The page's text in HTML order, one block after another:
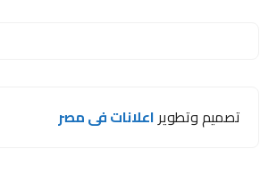
تصميم وتطويراعلانات فى مصر